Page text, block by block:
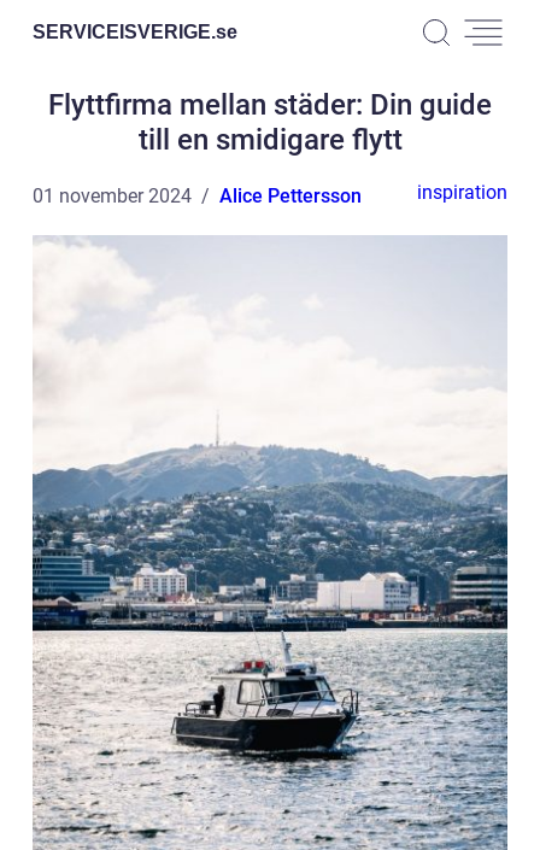
SERVICEISVERIGE.se
Flyttfirma mellan städer: Din guide
till en smidigare flytt
01 november 2024 Alice Pettersson inspiration